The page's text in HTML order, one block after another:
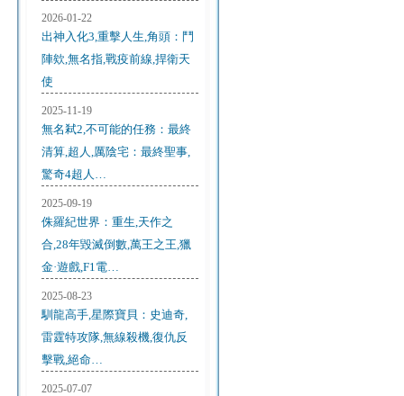
2026-01-22
出神入化3,重擊人生,角頭：鬥
陣欸,無名指,戰疫前線,捍衛天
使
2025-11-19
無名弒2,不可能的任務：最終
清算,超人,厲陰宅：最終聖事,
驚奇4超人…
2025-09-19
侏羅紀世界：重生,天作之
合,28年毀滅倒數,萬王之王,獵
金·遊戲,F1電…
2025-08-23
馴龍高手,星際寶貝：史迪奇,
雷霆特攻隊,無線殺機,復仇反
擊戰,絕命…
2025-07-07